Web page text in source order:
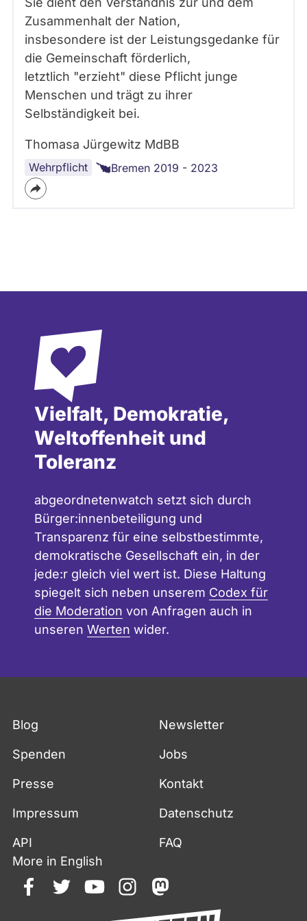
Zusammenhalt der Nation,
insbesondere ist der Leistungsgedanke für
die Gemeinschaft förderlich,
letztlich "erzieht" diese Pflicht junge
Menschen und trägt zu ihrer
Selbständigkeit bei.
Thomasa Jürgewitz MdBB
Wehrpflicht Bremen 2019 - 2023
Vielfalt, Demokratie,
Weltoffenheit und
Toleranz
abgeordnetenwatch setzt sich durch
Bürger:innenbeteiligung und
Transparenz für eine selbstbestimmte,
demokratische Gesellschaft ein, in der
jede:r gleich viel wert ist. Diese Haltung
spiegelt sich neben unserem Codex für
die Moderation von Anfragen auch in
unseren Werten wider.
Blog Newsletter
Spenden Jobs
Presse Kontakt
Impressum Datenschutz
API
FAQ
More in English
facebooktwitteryoutubeinstagrammastodon